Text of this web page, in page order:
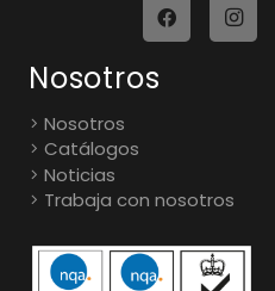
Nosotros
Nosotros
Catálogos
Noticias
Trabaja con nosotros